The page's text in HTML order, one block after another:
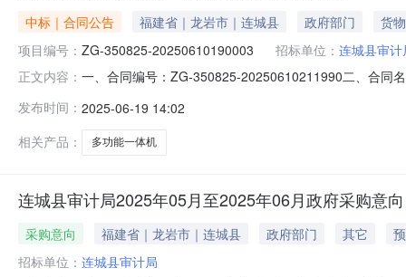
中标｜合同公告 福建省｜龙岩市｜连城县 政府部门
货物
项目编号： ZG-350825-20250610190003 招标单位： 连城县审计
正文内容： 一、合同编号：ZG-350825-20250610211990二、合同
址：北城社区金色家园6号305联系方式：13959098521
发布时间： 2025-06-19 14:02
相关产品：
多功能一体机
连城县审计局2025年05月至2025年06月政府采购意向
采购意向 福建省｜龙岩市｜连城县 政府部门 其它
招标单位： 连城县审计局